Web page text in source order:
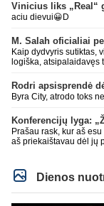
Vinicius liks „Real“
aciu dievui😀D
Kaip dydvyris sutiktas,
logiška, atsipalaidavęs
Rodri apsisprendė
Byra City, atrodo toks
Prašau rask, kur aš
aš priekaištavau dėl jų
Dienos